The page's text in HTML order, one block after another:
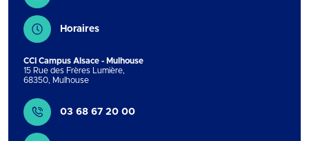
Horaires
CCI Campus Alsace - Mulhouse
15 Rue des Frères Lumière,
68350, Mulhouse
Contact
03 68 67 20 00